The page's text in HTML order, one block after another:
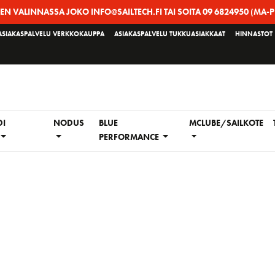
VALINNASSA JOKO INFO@SAILTECH.FI TAI SOITA 09 6824950
VERKKOKAUPPA ASIAKASPALVELU TUKKUASIAKKAAT HINNASTOT
NODUS
BLUE
PERFORMANCE
MCLUBE/SAILKOTE